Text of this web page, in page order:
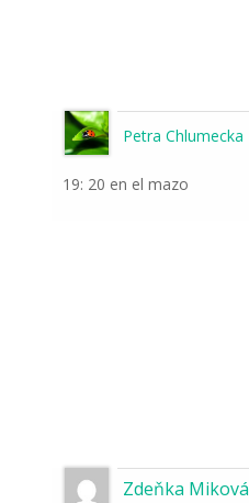
Petra Chlumecka
19: 20 en el mazo
Zdeňka Miková